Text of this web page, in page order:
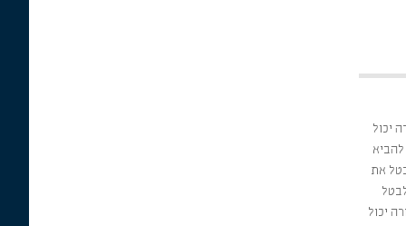
יכול
להביא
את
יכול